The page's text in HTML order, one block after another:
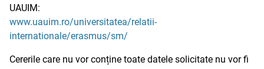
UAUIM:
www.uauim.ro/universitatea/relatii-
internationale/erasmus/sm/
Cererile care nu vor conține toate datele solicitate nu vor fi